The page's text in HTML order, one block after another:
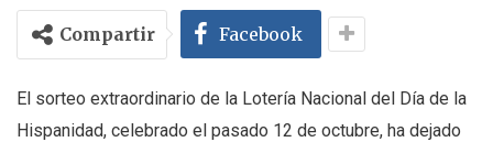
Compartir Facebook
El sorteo extraordinario de la Lotería Nacional del Día de la
Hispanidad, celebrado el pasado 12 de octubre, ha dejado